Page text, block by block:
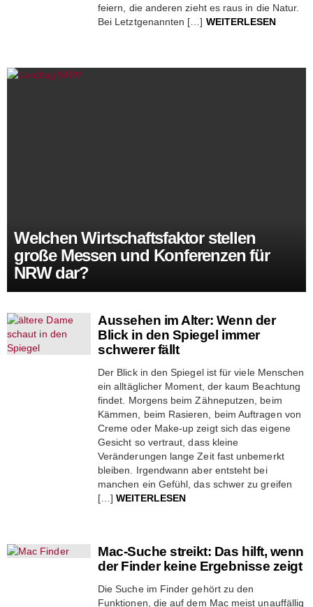
feiern, die anderen zieht es raus in die Natur.
Bei Letztgenannten […] WEITERLESEN
Welchen Wirtschaftsfaktor stellen
große Messen und Konferenzen für
NRW dar?
Aussehen im Alter: Wenn der
Blick in den Spiegel immer
schwerer fällt
Der Blick in den Spiegel ist für viele Menschen
ein alltäglicher Moment, der kaum Beachtung
findet. Morgens beim Zähneputzen, beim
Kämmen, beim Rasieren, beim Auftragen von
Creme oder Make-up zeigt sich das eigene
Gesicht so vertraut, dass kleine
Veränderungen lange Zeit fast unbemerkt
bleiben. Irgendwann aber entsteht bei
manchen ein Gefühl, das schwer zu greifen
[…]WEITERLESEN
Mac-Suche streikt: Das hilft, wenn
der Finder keine Ergebnisse zeigt
Die Suche im Finder gehört zu den
Funktionen, die auf dem Mac meist unauffällig